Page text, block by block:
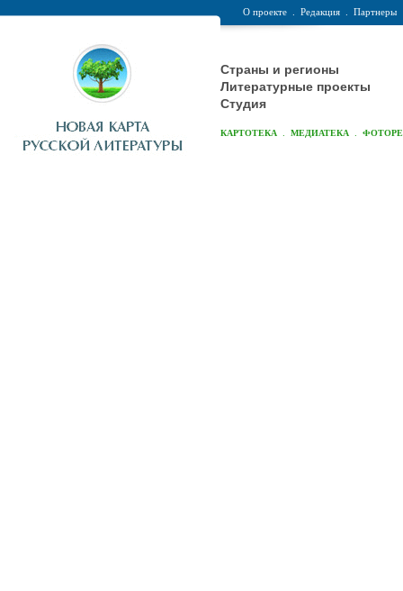
О проекте Редакция Партнеры
Страны и регионы
Литературные проекты
Студия
КАРТОТЕКА МЕДИАТЕКА